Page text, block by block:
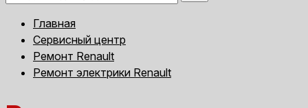
Главная
Сервисный центр
Ремонт Renault
Ремонт электрики Renault